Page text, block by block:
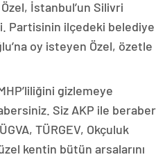
İstanbul’un Silivri
Partisinin ilçedeki belediye
oy isteyen Özel, özetle
gizlemeye
Siz AKP ile beraber
TÜRGEV, Okçuluk
kentin bütün arsalarını